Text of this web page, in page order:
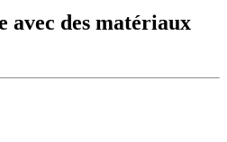
avec des matériaux